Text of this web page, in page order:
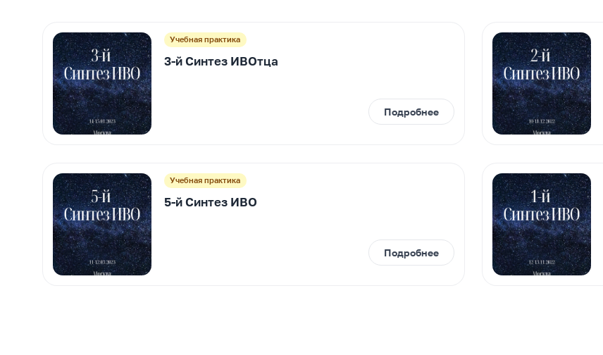
Учебная практика
3-й Синтез ИВОтца
Подробнее
Учебная практика
5-й Синтез ИВО
Подробнее